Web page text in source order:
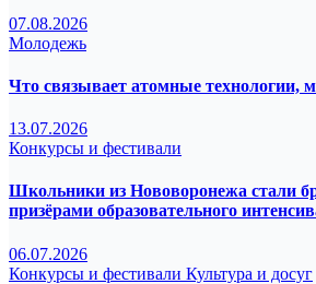
07.08.2026
Молодежь
Что связывает атомные технологии,
13.07.2026
Конкурсы и фестивали
Школьники из Нововоронежа стали
призёрами образовательного
06.07.2026
Конкурсы и фестивали Культура и досуг